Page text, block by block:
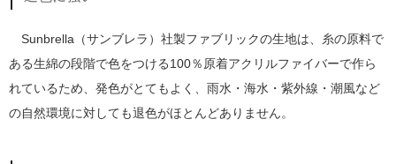
Sunbrella（サンブレラ）社製ファブリックの生地は、糸の原料で
ある生綿の段階で色をつける100％原着アクリルファイバーで作ら
れているため、発色がとてもよく、雨水・海水・紫外線・潮風など
の自然環境に対しても退色がほとんどありません。